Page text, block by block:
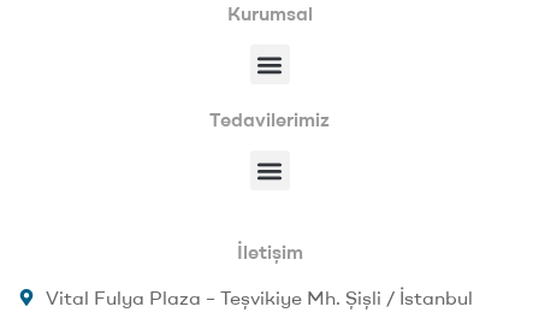
Kurumsal
Tedavilerimiz
İletişim
Vital Fulya Plaza – Teşvikiye Mh. Şişli / İstanbul